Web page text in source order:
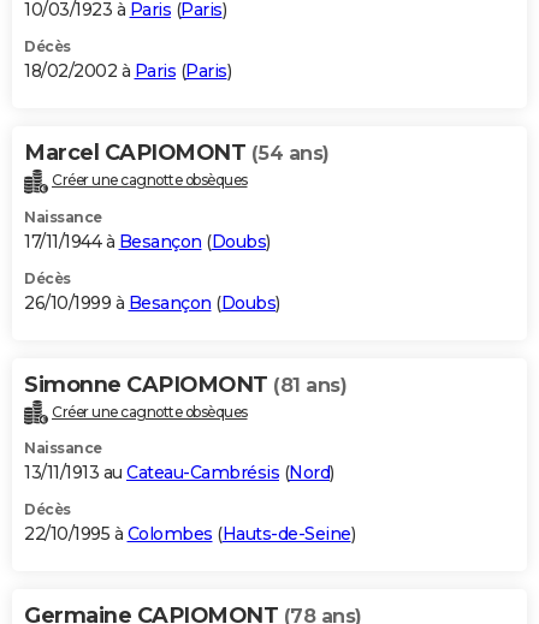
10/03/1923 à Paris (Paris)
Décès
18/02/2002 à Paris (Paris)
Marcel CAPIOMONT (54 ans)
Créer une cagnotte obsèques
Naissance
17/11/1944 à Besançon (Doubs)
Décès
26/10/1999 à Besançon (Doubs)
Simonne CAPIOMONT (81 ans)
Créer une cagnotte obsèques
Naissance
13/11/1913 au Cateau-Cambrésis (Nord)
Décès
22/10/1995 à Colombes (Hauts-de-Seine)
Germaine CAPIOMONT (78 ans)